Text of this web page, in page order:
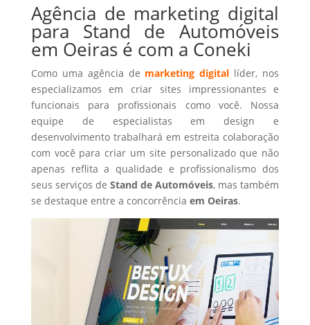
Agência de marketing digital
para Stand de Automóveis
em Oeiras é com a Coneki
Como uma agência de marketing digital líder, nos
especializamos em criar sites impressionantes e
funcionais para profissionais como você. Nossa
equipe de especialistas em design e
desenvolvimento trabalhará em estreita colaboração
com você para criar um site personalizado que não
apenas reflita a qualidade e profissionalismo dos
seus serviços de Stand de Automóveis, mas também
se destaque entre a concorrência em Oeiras.